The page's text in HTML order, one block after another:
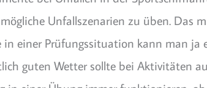
Unfallszenarien zu üben. Das
einer Prüfungssituation kann man ja
guten Wetter sollte bei Aktivitäten